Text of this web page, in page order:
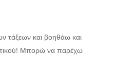
τάξεων και βοηθάω και
Μπορώ να παρέχω